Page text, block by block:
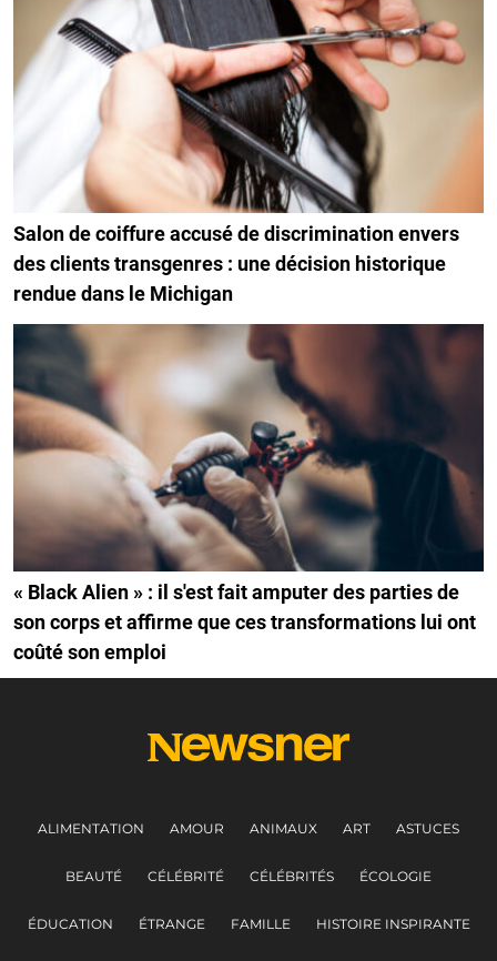
Salon de coiffure accusé de discrimination envers
des clients transgenres : une décision historique
rendue dans le Michigan
« Black Alien » : il s'est fait amputer des parties de
son corps et affirme que ces transformations lui ont
coûté son emploi
ALIMENTATION AMOUR ANIMAUX ART ASTUCES
BEAUTÉ CÉLÉBRITÉ CÉLÉBRITÉS ÉCOLOGIE
ÉDUCATION ÉTRANGE FAMILLE HISTOIRE INSPIRANTE